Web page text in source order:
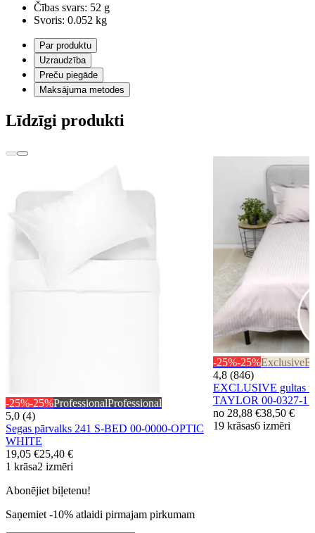
Čības svars: 52 g
Svoris: 0.052 kg
Par produktu
Uzraudzība
Preču piegāde
Maksājuma metodes
Līdzīgi produkti
-25%-25%ProfessionalProfessional
5,0 (4)
Segas pārvalks 241 S-BED 00-0000-OPTIC
WHITE
19,05 €25,40 €
1 krāsa2 izmēri
-25%-25%Exclusive
4,8 (846)
EXCLUSIVE gultas
TAYLOR 00-0327-1
no 28,88 €38,50 €
19 krāsas6 izmēri
Abonējiet biļetenu!
Saņemiet -10% atlaidi pirmajam pirkumam